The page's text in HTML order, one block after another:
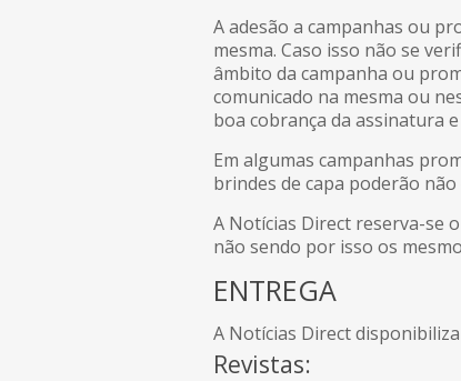
A adesão a campanhas ou
mesma. Caso isso não se
âmbito da campanha ou
comunicado na mesma ou
boa cobrança da assinatura
Em algumas campanhas
brindes de capa poderão
A Notícias Direct reserva-se
não sendo por isso os
ENTREGA
A Notícias Direct
Revistas: